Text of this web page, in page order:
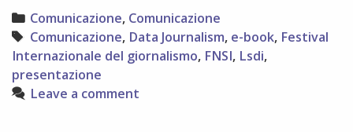
un
e-
book
che
Categories
Comunicazione, Comunicazione
Tags
Comunicazione, Data Journalism, e-book, Festival
Internazionale del giornalismo, FNSI, Lsdi,
presentazione
Leave a comment